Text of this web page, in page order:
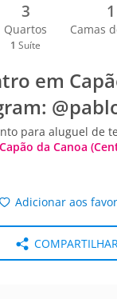
3
Quartos
1 Suíte
1
Camas
em
para aluguel de
Capão da Canoa
Adicionar aos